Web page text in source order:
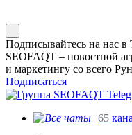
Подписывайтесь на нас в
SEOFAQT – новостной
и маркетингу со всего
Подписаться
65